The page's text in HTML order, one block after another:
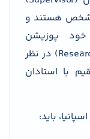
مشخص هستند و
خود پوزیشن
پژوهشی با پرداخت ماهیانه (Research Grant) در نظر
با استادان
باید: